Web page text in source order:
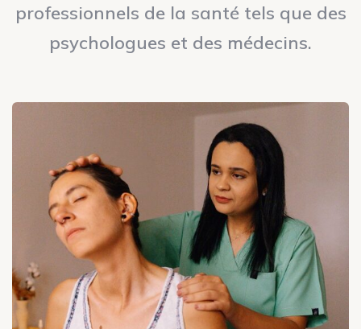
professionnels de la santé tels que des
psychologues et des médecins.